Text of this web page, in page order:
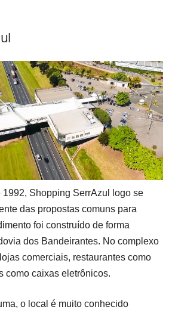
1992, Shopping SerrAzul logo se
das propostas comuns para
foi construído de forma
dos Bandeirantes. No complexo
comerciais, restaurantes como
como caixas eletrônicos.
o local é muito conhecido